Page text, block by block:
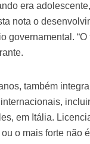
era
nota o
governamental.
também
em Itália.
o mais forte não